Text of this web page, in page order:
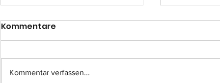
Einsatz-Nr.: 057
Kommentare
Kommentar verfassen...